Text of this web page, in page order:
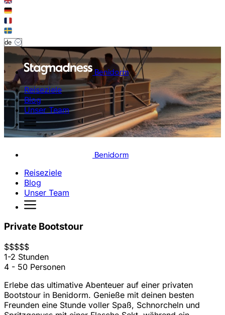
Benidorm
Reiseziele
Blog
Unser Team
Benidorm
Reiseziele
Blog
Unser Team
Private Bootstour
$$$$$
1-2 Stunden
4 - 50 Personen
Erlebe das ultimative Abenteuer auf einer privaten
Bootstour in Benidorm. Genieße mit deinen besten
Freunden eine Stunde voller Spaß, Schnorcheln und